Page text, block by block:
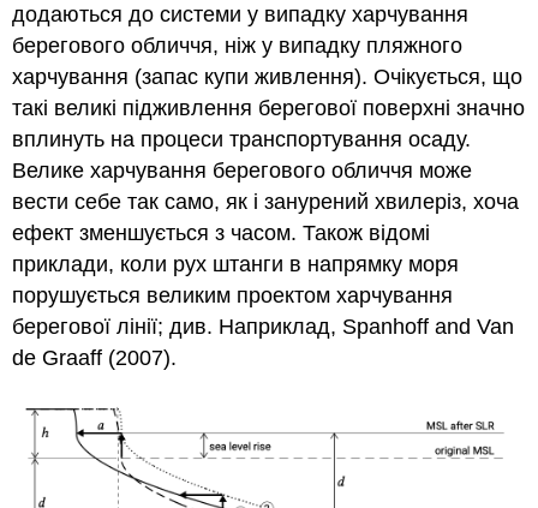
додаються до системи у випадку харчування
берегового обличчя, ніж у випадку пляжного
харчування (запас купи живлення). Очікується, що
такі великі підживлення берегової поверхні значно
вплинуть на процеси транспортування осаду.
Велике харчування берегового обличчя може
вести себе так само, як і занурений хвилеріз, хоча
ефект зменшується з часом. Також відомі
приклади, коли рух штанги в напрямку моря
порушується великим проектом харчування
берегової лінії; див. Наприклад, Spanhoff and Van
de Graaff (2007).